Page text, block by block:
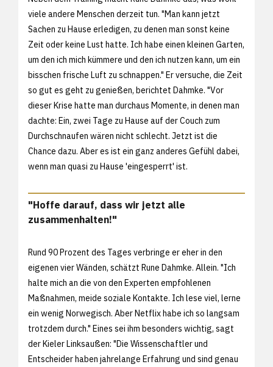
viele andere Menschen derzeit tun. "Man kann jetzt
Sachen zu Hause erledigen, zu denen man sonst keine
Zeit oder keine Lust hatte. Ich habe einen kleinen Garten,
um den ich mich kümmere und den ich nutzen kann, um ein
bisschen frische Luft zu schnappen." Er versuche, die Zeit
so gut es geht zu genießen, berichtet Dahmke. "Vor
dieser Krise hatte man durchaus Momente, in denen man
dachte: Ein, zwei Tage zu Hause auf der Couch zum
Durchschnaufen wären nicht schlecht. Jetzt ist die
Chance dazu. Aber es ist ein ganz anderes Gefühl dabei,
wenn man quasi zu Hause 'eingesperrt' ist.
"Hoffe darauf, dass wir jetzt alle
zusammenhalten!"
Rund 90 Prozent des Tages verbringe er eher in den
eigenen vier Wänden, schätzt Rune Dahmke. Allein. "Ich
halte mich an die von den Experten empfohlenen
Maßnahmen, meide soziale Kontakte. Ich lese viel, lerne
ein wenig Norwegisch. Aber Netflix habe ich so langsam
trotzdem durch." Eines sei ihm besonders wichtig, sagt
der Kieler Linksaußen: "Die Wissenschaftler und
Entscheider haben jahrelange Erfahrung und sind genau